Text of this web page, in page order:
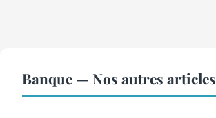
Banque — Nos autres articles